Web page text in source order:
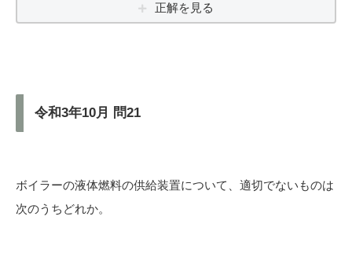
正解を見る
令和3年10月 問21
ボイラーの液体燃料の供給装置について、適切でないものは
次のうちどれか。